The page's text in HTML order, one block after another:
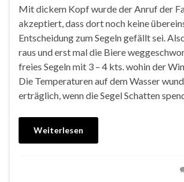
Mit dickem Kopf wurde der Anruf der
akzeptiert, dass dort noch keine
Entscheidung zum Segeln gefällt sei.
raus und erst mal die Biere
freies Segeln mit 3 – 4 kts. wohin der
Die Temperaturen auf dem Wasser
erträglich, wenn die Segel Schatten
Weiterlesen